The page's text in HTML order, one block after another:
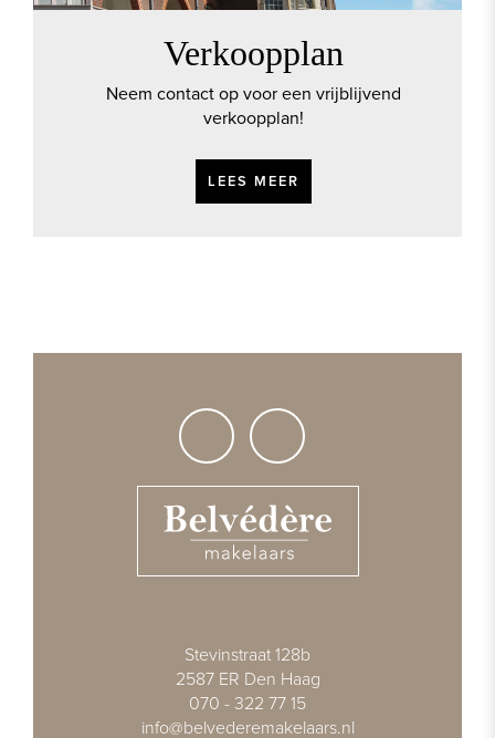
Verkoopplan
Neem contact op voor een vrijblijvend
verkoopplan!
LEES MEER
Stevinstraat 128b
2587 ER Den Haag
070 - 322 77 15
info@belvederemakelaars.nl